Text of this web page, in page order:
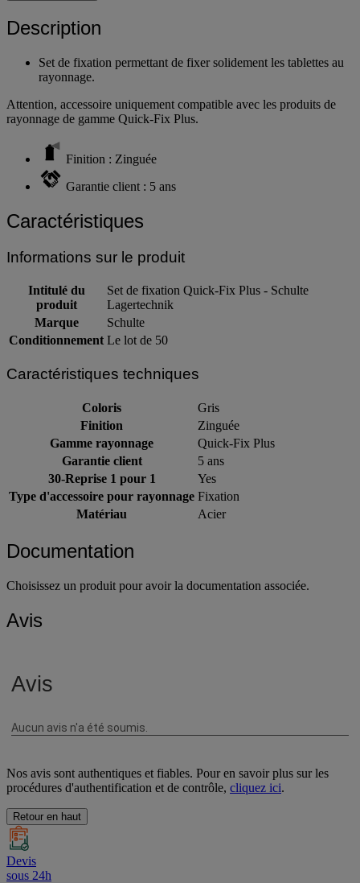
Description
Set de fixation permettant de fixer solidement les tablettes au
rayonnage.
Attention, accessoire uniquement compatible avec les produits de
rayonnage de gamme Quick-Fix Plus.
Finition : Zinguée
Garantie client : 5 ans
Caractéristiques
Informations sur le produit
Intitulé du
produit
Set de fixation Quick-Fix Plus - Schulte
Lagertechnik
Marque
Schulte
Conditionnement Le lot de 50
Caractéristiques techniques
Coloris
Gris
Finition
Zinguée
Gamme rayonnage
Quick-Fix Plus
Garantie client
5 ans
30-Reprise 1 pour 1
Yes
Type d'accessoire pour rayonnage Fixation
Matériau
Acier
Documentation
Choisissez un produit pour avoir la documentation associée.
Avis
Nos avis sont authentiques et fiables. Pour en savoir plus sur les
procédures d'authentification et de contrôle, cliquez ici.
Retour en haut
Devis
sous 24h